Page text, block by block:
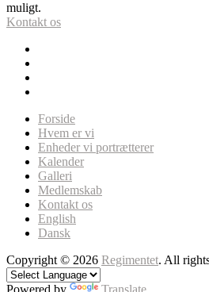
muligt.
Kontakt os
Forside
Hvem er vi
Enheder vi portrætterer
Kalender
Galleri
Medlemskab
Kontakt os
English
Dansk
Copyright © 2026 Regimentet. All
Powered by Translate